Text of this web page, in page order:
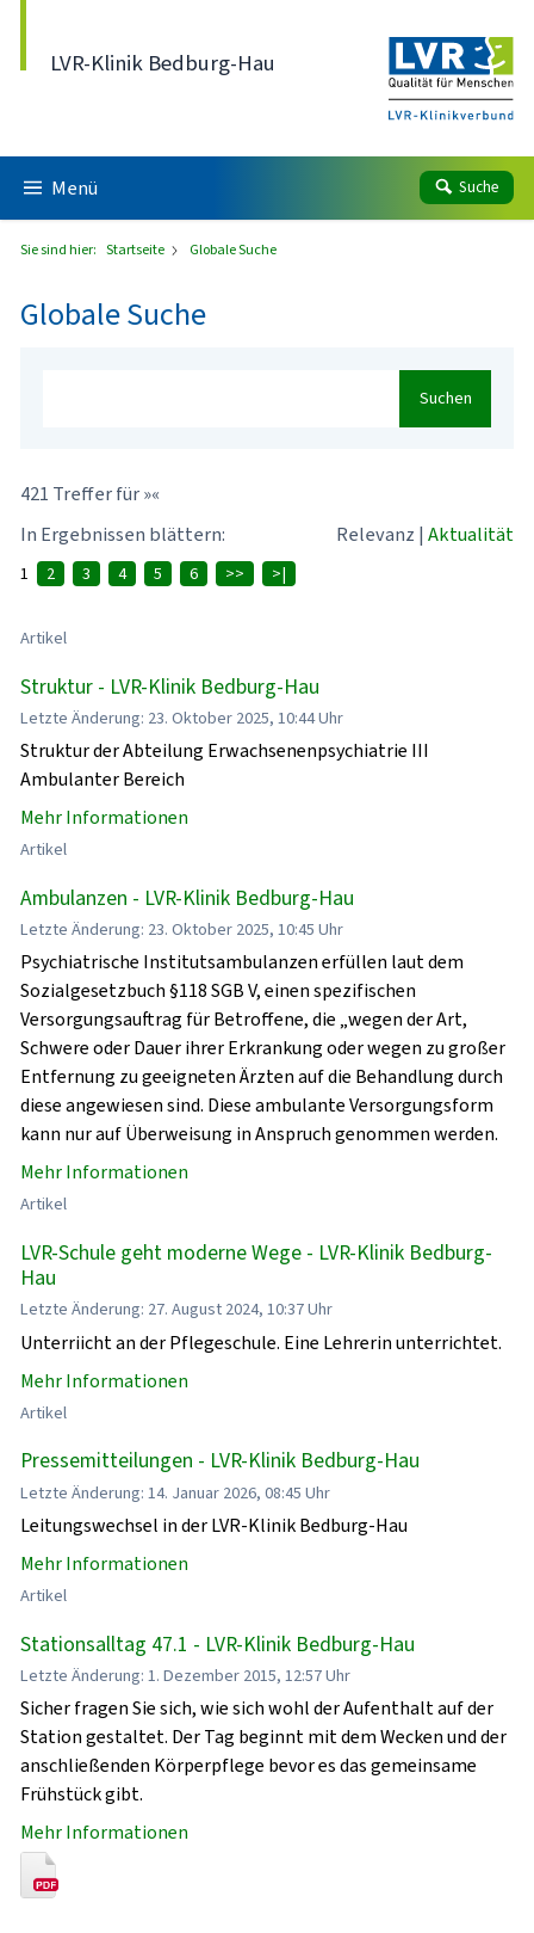
LVR-Klinik Bedburg-Hau
Menü Suche
Sie sind hier: Startseite Globale Suche
Globale Suche
Suchen
421 Treffer für »«
In Ergebnissen blättern:
Relevanz | Aktualität
1 2 3 4 5 6 >> >|
Artikel
Struktur - LVR-Klinik Bedburg-Hau
Letzte Änderung: 23. Oktober 2025, 10:44 Uhr
Struktur der Abteilung Erwachsenenpsychiatrie III
Ambulanter Bereich
Mehr Informationen
Artikel
Ambulanzen - LVR-Klinik Bedburg-Hau
Letzte Änderung: 23. Oktober 2025, 10:45 Uhr
Psychiatrische Institutsambulanzen erfüllen laut dem
Sozialgesetzbuch §118 SGB V, einen spezifischen
Versorgungsauftrag für Betroffene, die „wegen der Art,
Schwere oder Dauer ihrer Erkrankung oder wegen zu großer
Entfernung zu geeigneten Ärzten auf die Behandlung durch
diese angewiesen sind. Diese ambulante Versorgungsform
kann nur auf Überweisung in Anspruch genommen werden.
Mehr Informationen
Artikel
LVR-Schule geht moderne Wege - LVR-Klinik Bedburg-
Hau
Letzte Änderung: 27. August 2024, 10:37 Uhr
Unterriicht an der Pflegeschule. Eine Lehrerin unterrichtet.
Mehr Informationen
Artikel
Pressemitteilungen - LVR-Klinik Bedburg-Hau
Letzte Änderung: 14. Januar 2026, 08:45 Uhr
Leitungswechsel in der LVR-Klinik Bedburg-Hau
Mehr Informationen
Artikel
Stationsalltag 47.1 - LVR-Klinik Bedburg-Hau
Letzte Änderung: 1. Dezember 2015, 12:57 Uhr
Sicher fragen Sie sich, wie sich wohl der Aufenthalt auf der
Station gestaltet. Der Tag beginnt mit dem Wecken und der
anschließenden Körperpflege bevor es das gemeinsame
Frühstück gibt.
Mehr Informationen